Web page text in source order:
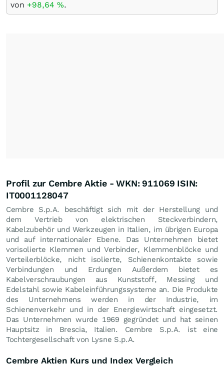
von +98,64 %.
Profil zur Cembre Aktie - WKN: 911069 ISIN:
IT0001128047
Cembre S.p.A. beschäftigt sich mit der Herstellung und
dem Vertrieb von elektrischen Steckverbindern,
Kabelzubehör und Werkzeugen in Italien, im übrigen Europa
und auf internationaler Ebene. Das Unternehmen bietet
vorisolierte Klemmen und Verbinder, Klemmenblöcke und
Verteilerblöcke, nicht isolierte, Schienenkontakte sowie
Verbindungen und Erdungen Außerdem bietet es
Kabelverschraubungen aus Kunststoff, Messing und
Edelstahl sowie Kabeleinführungssysteme an. Die Produkte
des Unternehmens werden in der Industrie, im
Schienenverkehr und in der Energiewirtschaft eingesetzt.
Das Unternehmen wurde 1969 gegründet und hat seinen
Hauptsitz in Brescia, Italien. Cembre S.p.A. ist eine
Tochtergesellschaft von Lysne S.p.A.
Cembre Aktien Kurs und Index Vergleich